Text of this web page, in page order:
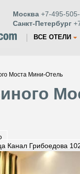
Москва +7-495-
Санкт-Петербург
ВСЕ ОТЕЛИ
Моста Мини-Отель
Канал Грибоедова